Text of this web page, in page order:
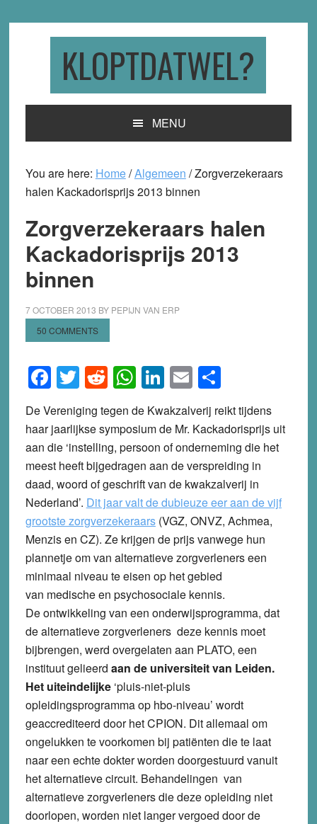
KLOPTDATWEL?
MENU
You are here: Home/Algemeen /Zorgverzekeraars
halen Kackadorisprijs 2013 binnen
Zorgverzekeraars halen
Kackadorisprijs 2013
binnen
7 OCTOBER 2013 BY PEPIJN VAN ERP
50 COMMENTS
Facebook
Twitter
Reddit
WhatsApp
LinkedIn
EmailShare
De Vereniging tegen de Kwakzalverij reikt tijdens
haar jaarlijkse symposium de Mr. Kackadorisprijs uit
aan die ‘instelling, persoon of onderneming die het
meest heeft bijgedragen aan de verspreiding in
daad, woord of geschrift van de kwakzalverij in
Nederland’. Dit jaar valt de dubieuze eer aan de vijf
grootste zorgverzekeraars(VGZ, ONVZ, Achmea,
Menzis en CZ). Ze krijgen de prijs vanwege hun
plannetje om van alternatieve zorgverleners een
minimaal niveau te eisen op het gebied
van medische en psychosociale kennis.
De ontwikkeling van een onderwijsprogramma, dat
de alternatieve zorgverleners deze kennis moet
bijbrengen, werd overgelaten aan PLATO, een
instituut gelieerd aan de universiteit van Leiden.
Het uiteindelijke ‘pluis-niet-pluis
opleidingsprogramma op hbo-niveau’ wordt
geaccrediteerd door het CPION. Dit allemaal om
ongelukken te voorkomen bij patiënten die te laat
naar een echte dokter worden doorgestuurd vanuit
het alternatieve circuit. Behandelingen van
alternatieve zorgverleners die deze opleiding niet
doorlopen, worden niet langer vergoed door de